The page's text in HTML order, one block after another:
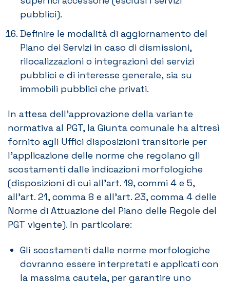
pubblici).
Definire le modalità di aggiornamento del
Piano dei Servizi in caso di dismissioni,
rilocalizzazioni o integrazioni dei servizi
pubblici e di interesse generale, sia su
immobili pubblici che privati.
In attesa dell’approvazione della variante
normativa al PGT, la Giunta comunale ha altresì
fornito agli Uffici disposizioni transitorie per
l’applicazione delle norme che regolano gli
scostamenti dalle indicazioni morfologiche
(disposizioni di cui all’art. 19, commi 4 e 5,
all’art. 21, comma 8 e all’art. 23, comma 4 delle
Norme di Attuazione del Piano delle Regole del
PGT vigente). In particolare:
Gli scostamenti dalle norme morfologiche
dovranno essere interpretati e applicati con
la massima cautela, per garantire uno